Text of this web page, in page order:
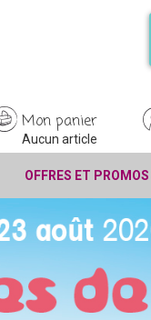
Mon panier
Aucun article
OFFRES ET PROMOS